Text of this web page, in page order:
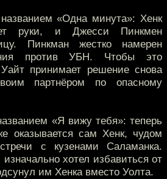
«Одна минута»: Хенк
руки, и Джесси Пинкмен
Пинкман жестко намерен
против УБН. Чтобы это
принимает решение снова
партнёром по опасному
«Я вижу тебя»: теперь
оказывается сам Хенк, чудом
с кузенами Саламанка.
хотел избавиться от
им Хенка вместо Уолта.